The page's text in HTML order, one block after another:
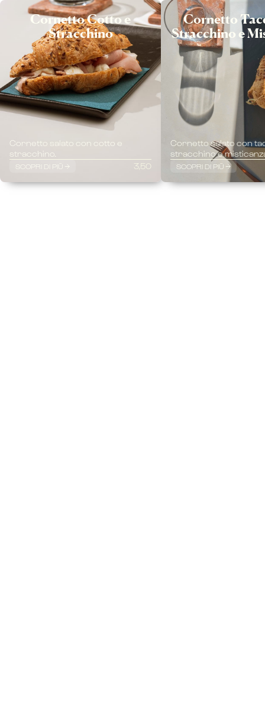
Cornetto Cotto e
Stracchino
Cornetto salato con cotto e
stracchino.
SCOPRI DI PIÙ 3,50
Cornetto
Stracchino e
Cornetto salato con
stracchino e
SCOPRI DI PIÙ